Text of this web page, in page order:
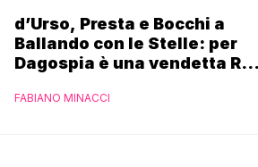
d’Urso, Presta e Bocchi a
Ballando con le Stelle: per
Dagospia è una vendetta Rai
FABIANO MINACCI